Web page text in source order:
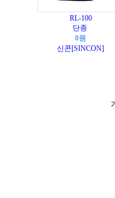
RL-100
단종
0원
신콘[SINCON]